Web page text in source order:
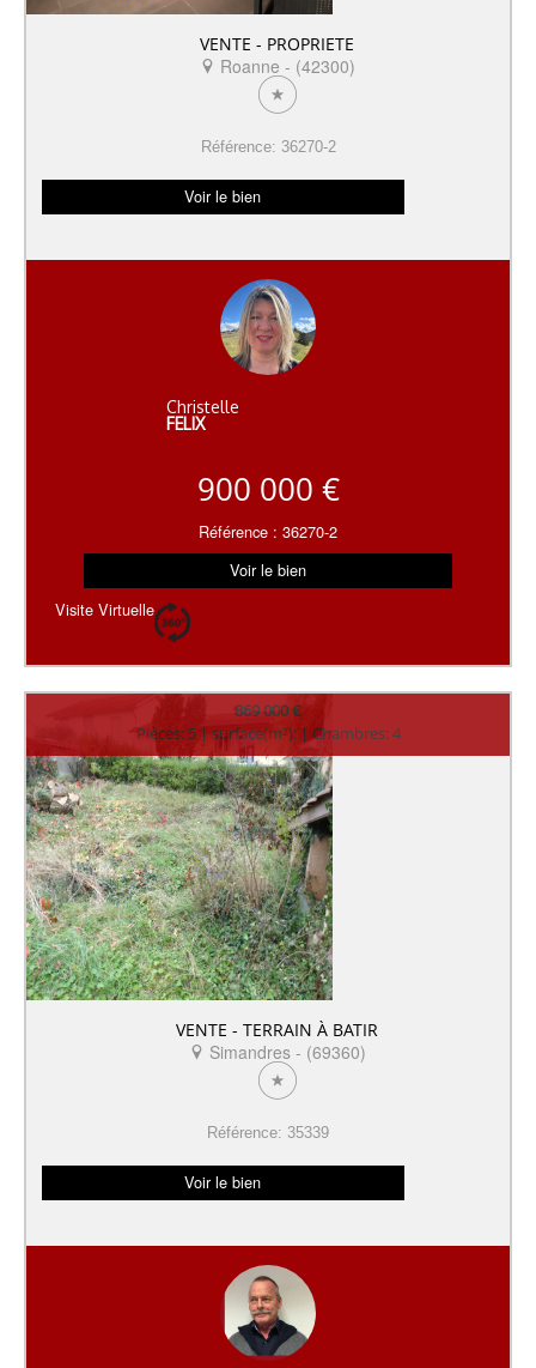
VENTE - PROPRIETE
Roanne - (42300)
Référence: 36270-2
Voir le bien
Christelle
FELIX
900 000 €
Référence : 36270-2
Voir le bien
Visite Virtuelle
869 000 €
Pièces: 5 | surface(m²): | Chambres: 4
VENTE - TERRAIN À BATIR
Simandres - (69360)
Référence: 35339
Voir le bien